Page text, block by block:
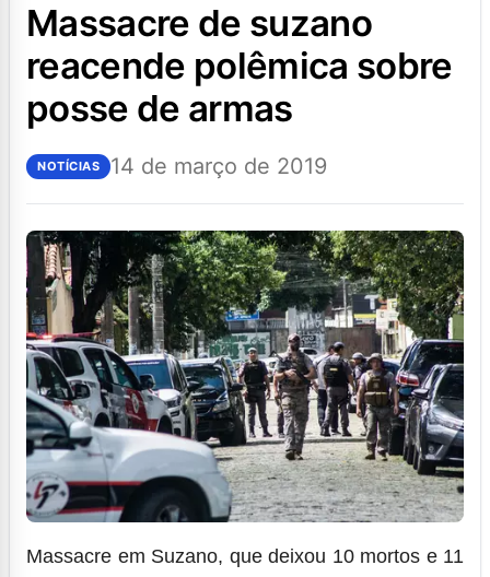
massacre de suzano
reacende polêmica sobre
posse de armas
NOTÍCIAS 14 de março de 2019
Massacre em Suzano, que deixou 10 mortos e 11